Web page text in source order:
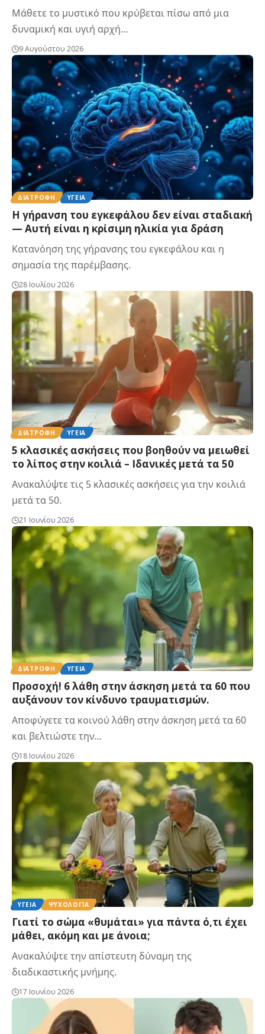
Μάθετε το μυστικό που κρύβεται πίσω από μια
δυναμική και υγιή αρχή…
9 Αυγούστου 2026
ΔΙΑΤΡΟΦΉ ΥΓΕΊΑ
Η γήρανση του εγκεφάλου δεν είναι σταδιακή
— Αυτή είναι η κρίσιμη ηλικία για δράση
Κατανόηση της γήρανσης του εγκεφάλου και η
σημασία της παρέμβασης.
28 Ιουλίου 2026
ΔΙΑΤΡΟΦΉ ΥΓΕΊΑ
5 κλασικές ασκήσεις που βοηθούν να μειωθεί
το λίπος στην κοιλιά – Ιδανικές μετά τα 50
Ανακαλύψτε τις 5 κλασικές ασκήσεις για την κοιλιά
μετά τα 50.
21 Ιουνίου 2026
ΔΙΑΤΡΟΦΉ ΥΓΕΊΑ
Προσοχή! 6 λάθη στην άσκηση μετά τα 60 που
αυξάνουν τον κίνδυνο τραυματισμών.
Αποφύγετε τα κοινού λάθη στην άσκηση μετά τα 60
και βελτιώστε την…
18 Ιουνίου 2026
ΥΓΕΊΑ ΨΥΧΟΛΟΓΊΑ
Γιατί το σώμα «θυμάται» για πάντα ό,τι έχει
μάθει, ακόμη και με άνοια;
Ανακαλύψτε την απίστευτη δύναμη της
διαδικαστικής μνήμης.
17 Ιουνίου 2026